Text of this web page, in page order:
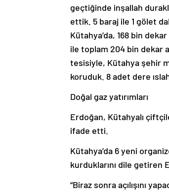
geçtiğinde inşallah
ettik. 5 baraj ile 1 gölet
Kütahya’da, 168 bin
ile toplam 204 bin dekar
tesisiyle, Kütahya şehir
koruduk. 8 adet dere
Doğal gaz yatırımları
Erdoğan, Kütahyalı
ifade etti.
Kütahya’da 6 yeni
kurduklarını dile
“Biraz sonra açılışını